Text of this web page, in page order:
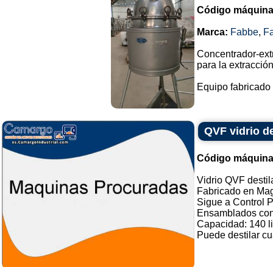
Código
Marca: Fabbe,
Concentrador-
para la
Equipo
QVF vidrio
Código
Vidrio QVF
Fabricado en
Sigue a Control
Ensamblados
Capacidad: 140
Puede destilar